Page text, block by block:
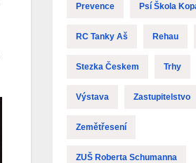
Prevence Psí Škola
RC Tanky Aš Rehau
Stezka Českem Trhy
Výstava Zastupitelstvo
Zemětřesení
ZUŠ Roberta Schumanna